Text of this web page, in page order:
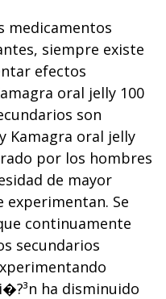
medicamentos
siempre existe
efectos
oral jelly 100
son
Kamagra oral jelly
por los hombres
de mayor
experimentan. Se
continuamente
secundarios
ha disminuido